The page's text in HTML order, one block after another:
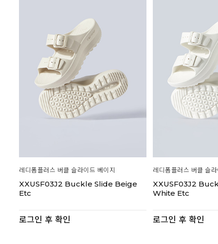
레디폼플러스 버클 슬라이드 베이지
XXUSF03J2 Buckle Slide Beige
Etc
로그인 후 확인
레디폼플러스 버클 슬
XXUSF03J2
White Etc
로그인 후 확인